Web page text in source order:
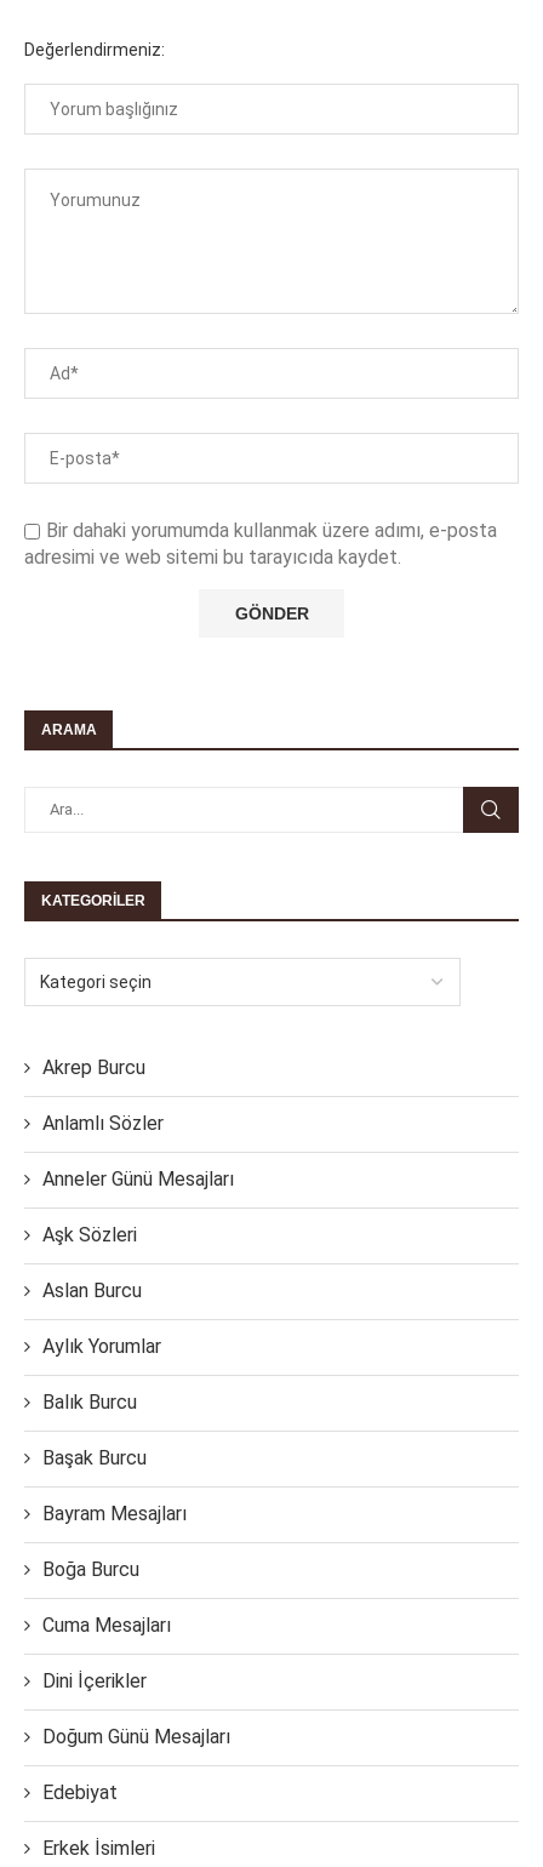
Değerlendirmeniz:
Bir dahaki yorumumda kullanmak üzere adımı, e-posta
adresimi ve web sitemi bu tarayıcıda kaydet.
ARAMA
KATEGORILER
Akrep Burcu
Anlamlı Sözler
Anneler Günü Mesajları
Aşk Sözleri
Aslan Burcu
Aylık Yorumlar
Balık Burcu
Başak Burcu
Bayram Mesajları
Boğa Burcu
Cuma Mesajları
Dini İçerikler
Doğum Günü Mesajları
Edebiyat
Erkek İsimleri